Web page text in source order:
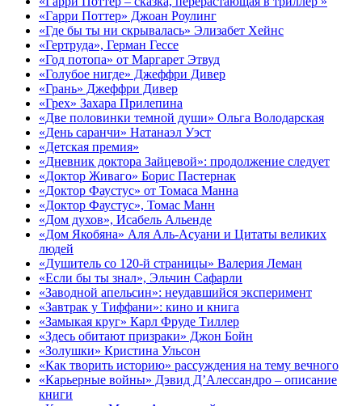
«Гарри Поттер» Джоан Роулинг
«Где бы ты ни скрывалась» Элизабет Хейнс
«Гертруда», Герман Гессе
«Год потопа» от Маргарет Этвуд
«Голубое нигде» Джеффри Дивер
«Грань» Джеффри Дивер
«Грех» Захара Прилепина
«Две половинки темной души» Ольга Володарская
«День саранчи» Натанаэл Уэст
«Детская премия»
«Дневник доктора Зайцевой»: продолжение следует
«Доктор Живаго» Борис Пастернак
«Доктор Фаустус» от Томаса Манна
«Доктор Фаустус», Томас Манн
«Дом духов», Исабель Альенде
«Дом Якобяна» Аля Аль-Асуани и Цитаты великих
людей
«Душитель со 120-й страницы» Валерия Леман
«Если бы ты знал», Эльчин Сафарли
«Заводной апельсин»: неудавшийся эксперимент
«Завтрак у Тиффани»: кино и книга
«Замыкая круг» Карл Фруде Тиллер
«Здесь обитают призраки» Джон Бойн
«Золушки» Кристина Ульсон
«Как творить историю» рассуждения на тему вечного
«Карьерные войны» Дэвид Д’Алессандро – описание
книги